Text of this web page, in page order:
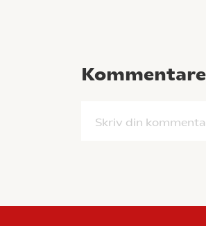
Skriv din